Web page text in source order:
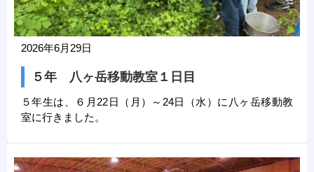
2026年6月29日
５年 八ヶ岳移動教室１日目
５年生は、６月22日（月）～24日（水）に八ヶ岳移動教
室に行きました。